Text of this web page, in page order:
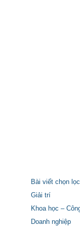
Bài viết chọn lọc
Giải trí
Khoa học –
Doanh nghiệp